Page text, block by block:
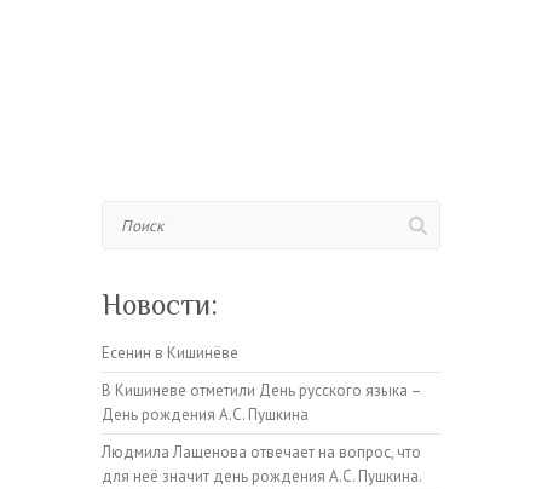
Новости:
Есенин в Кишинёве
В Кишиневе отметили День русского языка –
День рождения А.С. Пушкина
Людмила Лащенова отвечает на вопрос, что
для неё значит день рождения А.С. Пушкина.